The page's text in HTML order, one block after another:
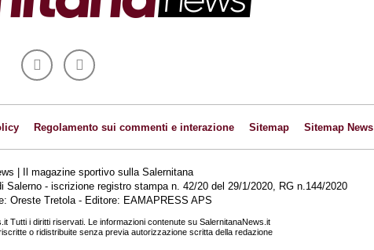
Regolamento sui commenti e interazione Sitemap Sitemap News
| Il magazine sportivo sulla Salernitana
- iscrizione registro stampa n. 42/20 del 29/1/2020, RG n.144/2020
Oreste Tretola - Editore: EAMAPRESS APS
Tutti i diritti riservati. Le informazioni contenute su SalernitanaNews.it
o ridistribuite senza previa autorizzazione scritta della redazione